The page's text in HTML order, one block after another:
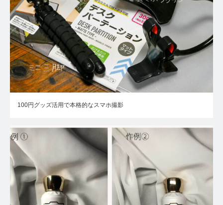
100円グッズ活用で本格的なスマホ撮影